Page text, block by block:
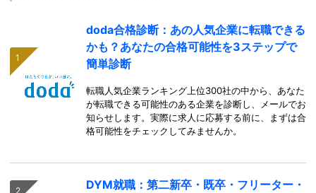
doda合格診断：あの人気企業に転職できる
かも？あなたの合格可能性を3ステップで
簡単診断
転職人気企業ランキング上位300社の中から、あなた
が転職できる可能性のある企業を診断し、メールでお
知らせします。実際に求人に応募する前に、まずは合
格可能性をチェックしてみませんか。
DYM就職：第二新卒・既卒・フリーター・